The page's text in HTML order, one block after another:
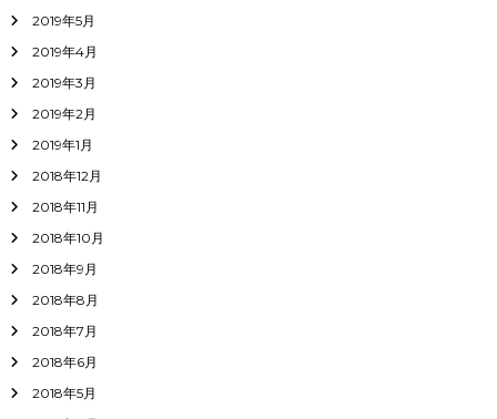
2019年5月
2019年4月
2019年3月
2019年2月
2019年1月
2018年12月
2018年11月
2018年10月
2018年9月
2018年8月
2018年7月
2018年6月
2018年5月